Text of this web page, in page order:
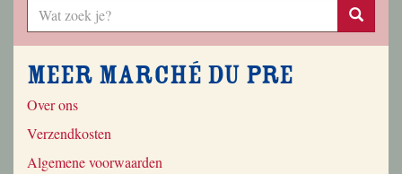
Meer Marché du Pre
Over ons
Verzendkosten
Algemene voorwaarden